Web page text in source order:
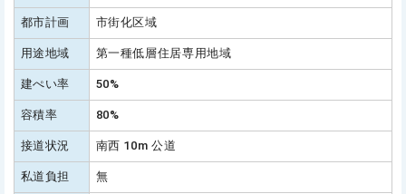
都市計画 市街化区域
用途地域 第一種低層住居専用地域
建ぺい率 50%
容積率 80%
接道状況 南西 10m 公道
私道負担 無